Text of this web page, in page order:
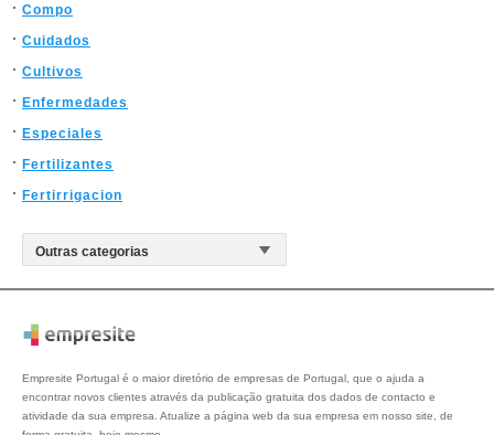
Compo
Cuidados
Cultivos
Enfermedades
Especiales
Fertilizantes
Fertirrigacion
Empresite Portugal é o maior diretório de empresas de Portugal, que o ajuda a
encontrar novos clientes através da publicação gratuita dos dados de contacto e
atividade da sua empresa. Atualize a página web da sua empresa em nosso site, de